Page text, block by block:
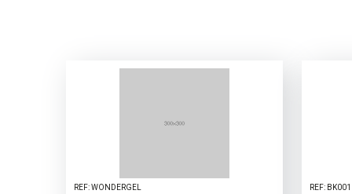
REF: LEDILAR02148 REF: POSDIN15W12